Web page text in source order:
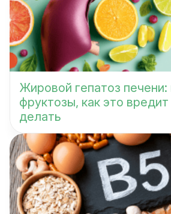
Жировой гепатоз печени:
фруктозы, как это
делать